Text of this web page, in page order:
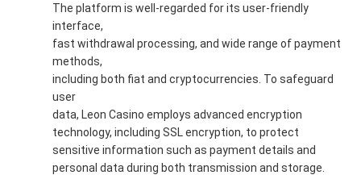
The platform is well-regarded for its user-friendly
interface,
fast withdrawal processing, and wide range of payment
methods,
including both fiat and cryptocurrencies. To safeguard
user
data, Leon Casino employs advanced encryption
technology, including SSL encryption, to protect
sensitive information such as payment details and
personal data during both transmission and storage.